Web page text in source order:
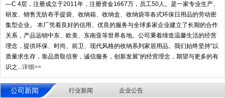
—C 4层，注册成立于2011年，注册资金1667万，员工50人。是一家专业生产、
研发、销售无纺布手提袋、收纳箱、收纳盒、收纳袋等各式环保日用品的劳动密
集型企业。 本厂凭着良好的信用、优良的服务与全球多家企业建立了长期的合作
关系，产品远销中东、欧美、东南亚等世界各地。公司秉着缔造温馨生活的经营
理念，提供环保、时尚、前卫、现代风格的收纳系列家居用品。我们始终坚持“以
质量求生存，靠品质取信誉，诚信服务，创新发展”的经营理念，期望与更多的有
识之...详细>>
公司新闻 行业新闻 企业公告